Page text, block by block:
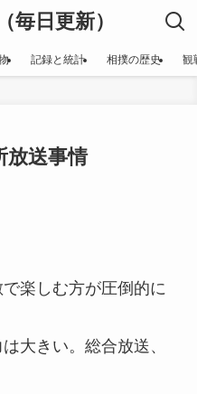
毎日更新）
記録と統計 相撲の歴史 観
放送事情
楽しむ方が圧倒的に
大きい。総合放送、